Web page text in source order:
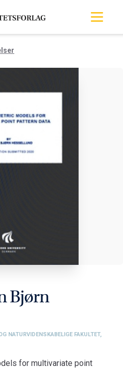
Bjørn
NATURVIDENSKABELIGE FAKULTET,
for multivariate point